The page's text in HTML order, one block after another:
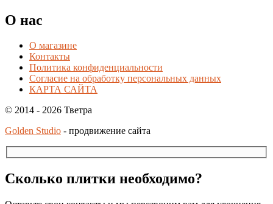
О нас
О магазине
Контакты
Политика конфиденциальности
Согласие на обработку персональных данных
КАРТА САЙТА
© 2014 - 2026 Тветра
Golden Studio - продвижение сайта
Сколько плитки необходимо?